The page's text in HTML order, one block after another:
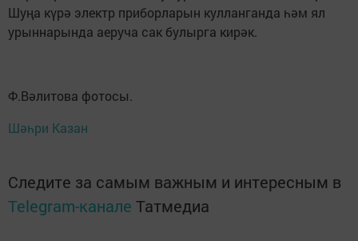
Шуңа күрә электр приборларын кулланганда һәм ял
урыннарында аеруча сак булырга кирәк.
Ф.Вәлитова фотосы.
Шәһри Казан
Следите за самым важным и интересным в
Telegram-канале Татмедиа